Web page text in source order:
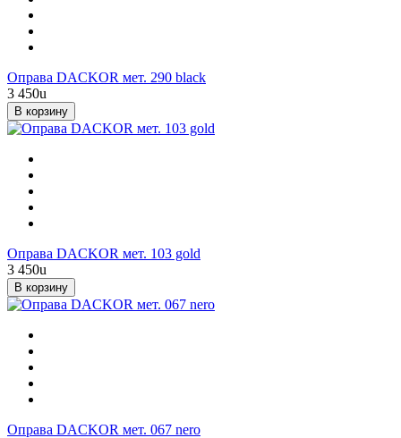
Оправа DACKOR мет. 290 black
3 450u
В корзину
Оправа DACKOR мет. 103 gold
3 450u
В корзину
Оправа DACKOR мет. 067 nero